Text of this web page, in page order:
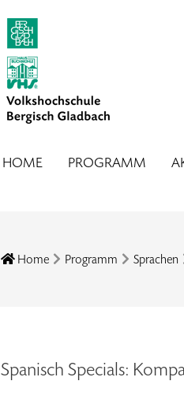
HOME PROGRAMM
Home Programm Sprachen
Spanisch Specials: